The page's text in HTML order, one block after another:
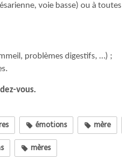
voie basse) ou à
problèmes digestifs, …) ;
vous.
émotions mère
mères